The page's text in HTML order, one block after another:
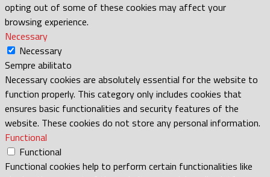
opting out of some of these cookies may affect your
browsing experience.
Necessary
Necessary
Sempre abilitato
Necessary cookies are absolutely essential for the website to
function properly. This category only includes cookies that
ensures basic functionalities and security features of the
website. These cookies do not store any personal information.
Functional
Functional
Functional cookies help to perform certain functionalities like